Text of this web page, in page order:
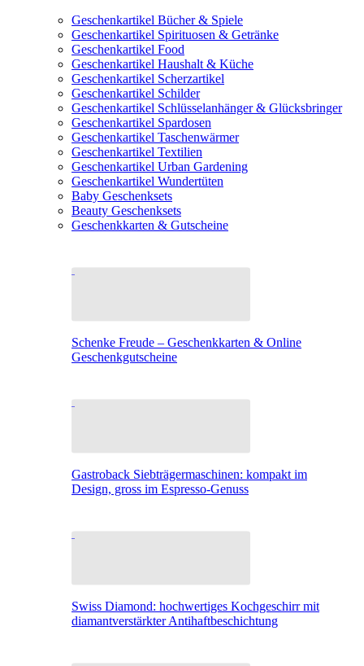
Geschenkartikel Bücher & Spiele
Geschenkartikel Spirituosen & Getränke
Geschenkartikel Food
Geschenkartikel Haushalt & Küche
Geschenkartikel Scherzartikel
Geschenkartikel Schilder
Geschenkartikel Schlüsselanhänger & Glücksbringer
Geschenkartikel Spardosen
Geschenkartikel Taschenwärmer
Geschenkartikel Textilien
Geschenkartikel Urban Gardening
Geschenkartikel Wundertüten
Baby Geschenksets
Beauty Geschenksets
Geschenkkarten & Gutscheine
Schenke Freude – Geschenkkarten & Online
Geschenkgutscheine
Gastroback Siebträgermaschinen: kompakt im
Design, gross im Espresso-Genuss
Swiss Diamond: hochwertiges Kochgeschirr mit
diamantverstärkter Antihaftbeschichtung